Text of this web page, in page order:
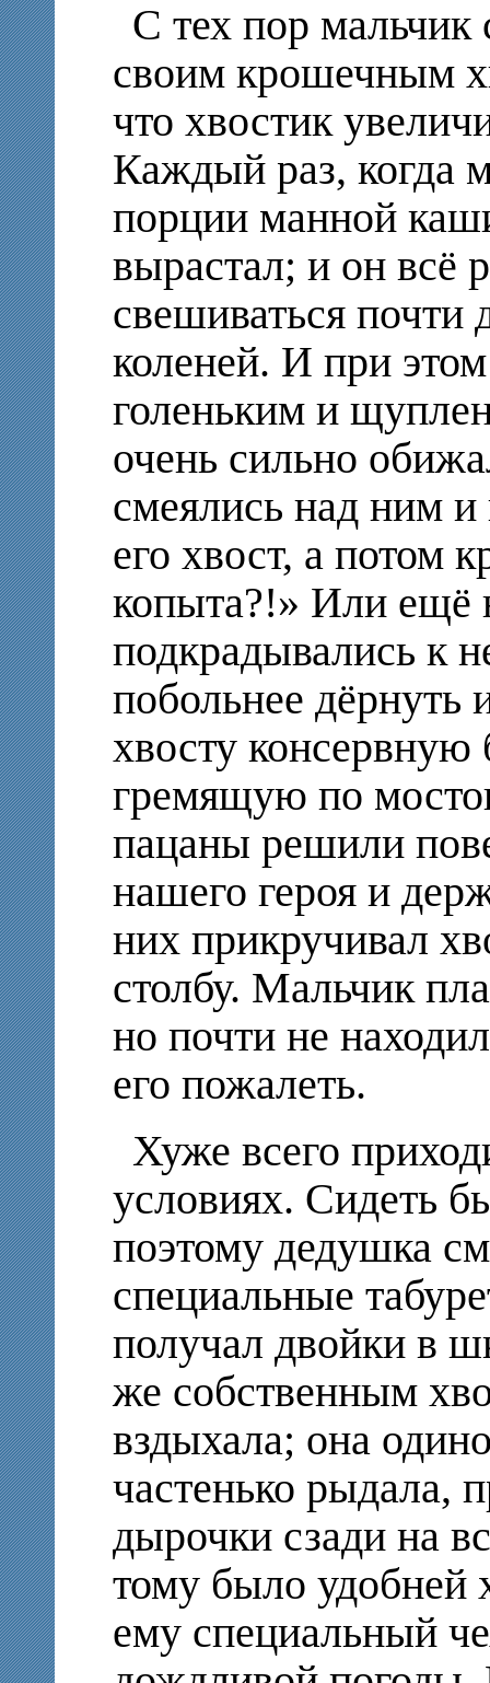
С тех пор мальчик
своим крошечным
что хвостик
Каждый раз, когда
порции манной
вырастал; и он всё
свешиваться почти
коленей. И при
голеньким и
очень сильно
смеялись над ним
его хвост, а потом
копыта?!» Или ещё
подкрадывались к
побольнее дёрнуть
хвосту
гремящую по
пацаны решили
нашего героя и
них прикручивал
столбу. Мальчик
но почти не
его пожалеть.
Хуже всего
условиях. Сидеть
поэтому дедушка
специальные
получал двойки в
же собственным
вздыхала; она
частенько рыдала,
дырочки сзади на
тому было удобней
ему специальный